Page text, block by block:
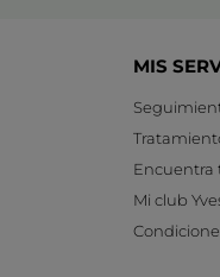
MIS
Encuentra
Mi club